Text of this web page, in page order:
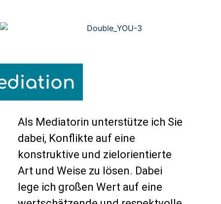
Als Mediatorin unterstütze ich Sie
dabei, Konflikte auf eine
konstruktive und zielorientierte
Art und Weise zu lösen. Dabei
lege ich großen Wert auf eine